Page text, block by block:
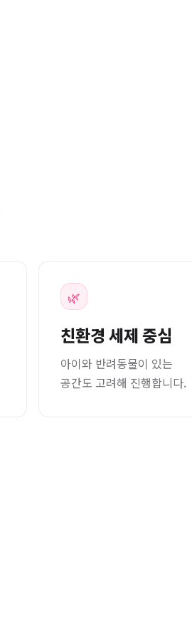
🌿
친환경 세제 중심
아이와 반려동물이 있는
공간도 고려해 진행합니다.